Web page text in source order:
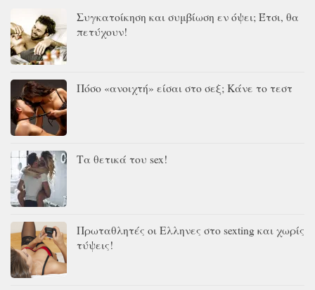
Συγκατοίκηση και συμβίωση εν όψει; Έτσι, θα
πετύχουν!
Πόσο «ανοιχτή» είσαι στο σεξ; Κάνε το τεστ
Τα θετικά του sex!
Πρωταθλητές οι Ελληνες στο sexting και χωρίς
τύψεις!